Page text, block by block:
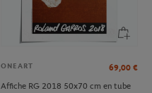
ONEART 69,00 €
Affiche RG 2018 50x70 cm en tube